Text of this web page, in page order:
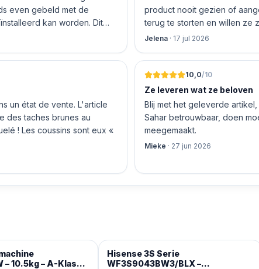
kan worden. Dit
vriendelijke medewerker
loze woorden: om 16.00
product nooit gezien of
terug te storten en willen ze
inhouden!
Jelena · 17 jul 2026
un état de vente. L'article
des taches brunes au
! Les coussins sont eux «
10,0/10
Ze leveren wat ze beloven
Blij met het geleverde
Sahar betrouwbaar, doen
meegemaakt.
Mieke · 27 jun 2026
– 10.5kg – A-Klasse
Hisense 3S Serie
WF3S9043BW3/BLX –